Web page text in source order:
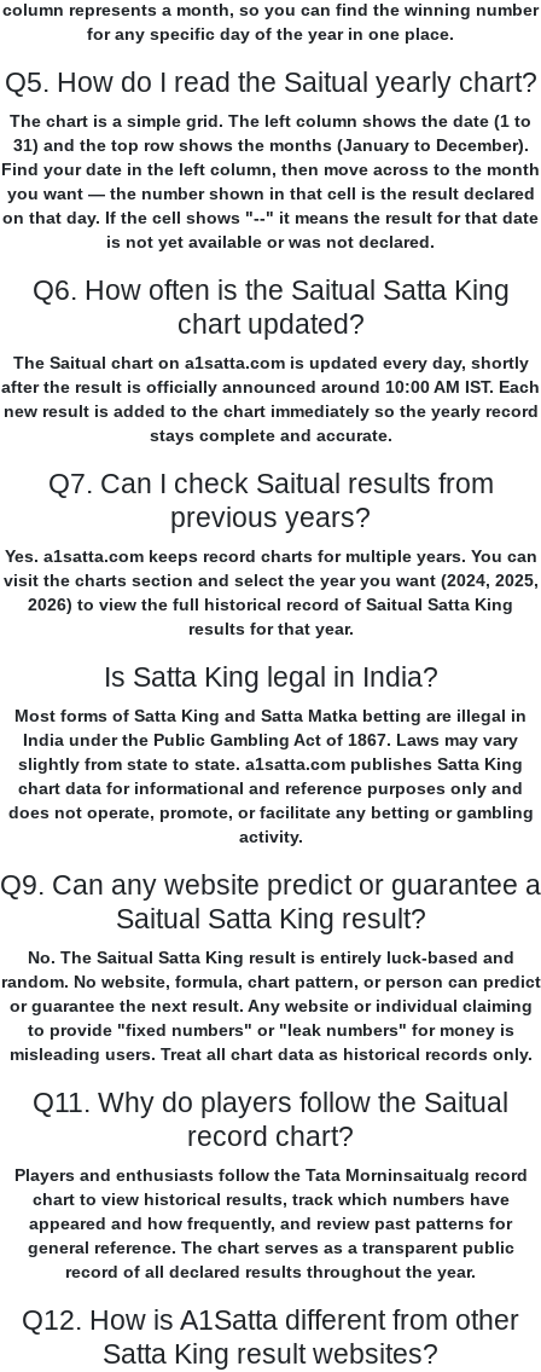
column represents a month, so you can find the winning number
for any specific day of the year in one place.
Q5. How do I read the Saitual yearly chart?
The chart is a simple grid. The left column shows the date (1 to
31) and the top row shows the months (January to December).
Find your date in the left column, then move across to the month
you want — the number shown in that cell is the result declared
on that day. If the cell shows "--" it means the result for that date
is not yet available or was not declared.
Q6. How often is the Saitual Satta King
chart updated?
The Saitual chart on a1satta.com is updated every day, shortly
after the result is officially announced around 10:00 AM IST. Each
new result is added to the chart immediately so the yearly record
stays complete and accurate.
Q7. Can I check Saitual results from
previous years?
Yes. a1satta.com keeps record charts for multiple years. You can
visit the charts section and select the year you want (2024, 2025,
2026) to view the full historical record of Saitual Satta King
results for that year.
Is Satta King legal in India?
Most forms of Satta King and Satta Matka betting are illegal in
India under the Public Gambling Act of 1867. Laws may vary
slightly from state to state. a1satta.com publishes Satta King
chart data for informational and reference purposes only and
does not operate, promote, or facilitate any betting or gambling
activity.
Q9. Can any website predict or guarantee a
Saitual Satta King result?
No. The Saitual Satta King result is entirely luck-based and
random. No website, formula, chart pattern, or person can predict
or guarantee the next result. Any website or individual claiming
to provide "fixed numbers" or "leak numbers" for money is
misleading users. Treat all chart data as historical records only.
Q11. Why do players follow the Saitual
record chart?
Players and enthusiasts follow the Tata Morninsaitualg record
chart to view historical results, track which numbers have
appeared and how frequently, and review past patterns for
general reference. The chart serves as a transparent public
record of all declared results throughout the year.
Q12. How is A1Satta different from other
Satta King result websites?